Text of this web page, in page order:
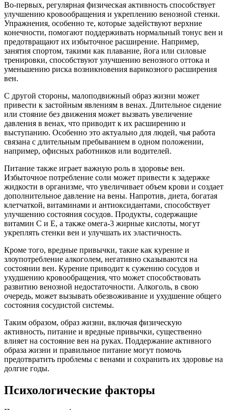
Во-первых, регулярная физическая активность способствует
улучшению кровообращения и укреплению венозной стенки.
Упражнения, особенно те, которые задействуют верхние
конечности, помогают поддерживать нормальный тонус вен и
предотвращают их избыточное расширение. Например,
занятия спортом, такими как плавание, йога или силовые
тренировки, способствуют улучшению венозного оттока и
уменьшению риска возникновения варикозного расширения
вен.
С другой стороны, малоподвижный образ жизни может
привести к застойным явлениям в венах. Длительное сидение
или стояние без движения может вызвать увеличение
давления в венах, что приводит к их расширению и
выступанию. Особенно это актуально для людей, чья работа
связана с длительным пребыванием в одном положении,
например, офисных работников или водителей.
Питание также играет важную роль в здоровье вен.
Избыточное потребление соли может привести к задержке
жидкости в организме, что увеличивает объем крови и создает
дополнительное давление на вены. Напротив, диета, богатая
клетчаткой, витаминами и антиоксидантами, способствует
улучшению состояния сосудов. Продукты, содержащие
витамин C и E, а также омега-3 жирные кислоты, могут
укреплять стенки вен и улучшать их эластичность.
Кроме того, вредные привычки, такие как курение и
злоупотребление алкоголем, негативно сказываются на
состоянии вен. Курение приводит к сужению сосудов и
ухудшению кровообращения, что может способствовать
развитию венозной недостаточности. Алкоголь, в свою
очередь, может вызывать обезвоживание и ухудшение общего
состояния сосудистой системы.
Таким образом, образ жизни, включая физическую
активность, питание и вредные привычки, существенно
влияет на состояние вен на руках. Поддержание активного
образа жизни и правильное питание могут помочь
предотвратить проблемы с венами и сохранить их здоровье на
долгие годы.
Психологические факторы